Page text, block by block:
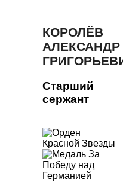
КОРОЛЁВ
АЛЕКСАНДР
Старший
сержант